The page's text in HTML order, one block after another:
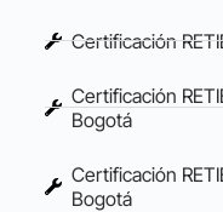
Certificación
Certificación
Bogotá
Certificación
Bogotá